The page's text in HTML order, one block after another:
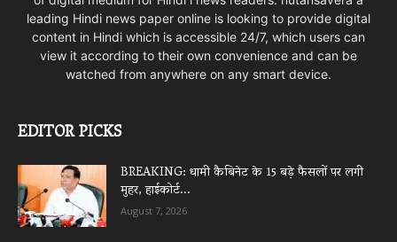
leading Hindi news paper online is looking to provide digital
content in Hindi which is accessible 24/7, which users can
view it according to their own convenience and can be
watched from anywhere on any smart device.
EDITOR PICKS
BREAKING: धामी कैबिनेट के 15 बड़े फैसलों पर लगी
मुहर, हाईकोर्ट...
August 7, 2026